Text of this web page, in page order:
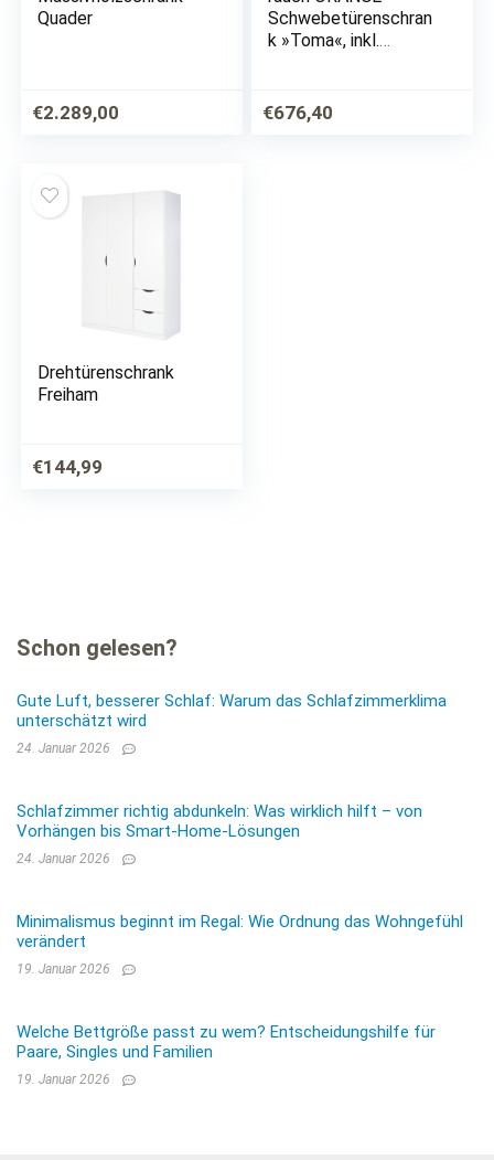
Quader
€2.289,00
Schwebetürenschran
k »Toma«, inkl.
zusätzlichen
Einlegeböden
€676,40
Drehtürenschrank
Freiham
€144,99
Schon gelesen?
Gute Luft, besserer Schlaf: Warum das Schlafzimmerklima
unterschätzt wird
24. Januar 2026
Schlafzimmer richtig abdunkeln: Was wirklich hilft – von
Vorhängen bis Smart-Home-Lösungen
24. Januar 2026
Minimalismus beginnt im Regal: Wie Ordnung das Wohngefühl
verändert
19. Januar 2026
Welche Bettgröße passt zu wem? Entscheidungshilfe für
Paare, Singles und Familien
19. Januar 2026